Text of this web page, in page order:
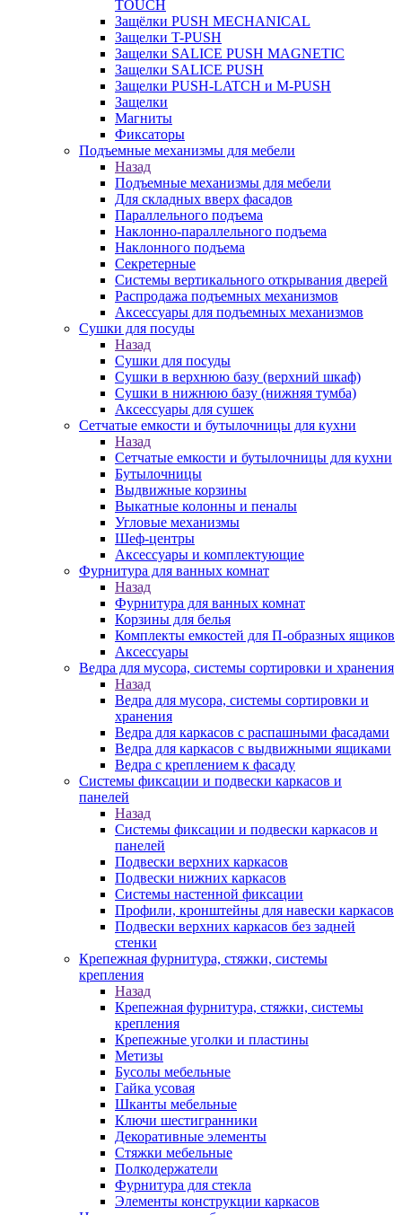
TOUCH
Защёлки PUSH MECHANICAL
Защелки T-PUSH
Защелки SALICE PUSH MAGNETIC
Защелки SALICE PUSH
Защелки PUSH-LATCH и M-PUSH
Защелки
Магниты
Фиксаторы
Подъемные механизмы для мебели
Назад
Подъемные механизмы для мебели
Для складных вверх фасадов
Параллельного подъема
Наклонно-параллельного подъема
Наклонного подъема
Секретерные
Системы вертикального открывания дверей
Распродажа подъемных механизмов
Аксессуары для подъемных механизмов
Сушки для посуды
Назад
Сушки для посуды
Сушки в верхнюю базу (верхний шкаф)
Сушки в нижнюю базу (нижняя тумба)
Аксессуары для сушек
Сетчатые емкости и бутылочницы для кухни
Назад
Сетчатые емкости и бутылочницы для кухни
Бутылочницы
Выдвижные корзины
Выкатные колонны и пеналы
Угловые механизмы
Шеф-центры
Аксессуары и комплектующие
Фурнитура для ванных комнат
Назад
Фурнитура для ванных комнат
Корзины для белья
Комплекты емкостей для П-образных ящиков
Аксессуары
Ведра для мусора, системы сортировки и хранения
Назад
Ведра для мусора, системы сортировки и
хранения
Ведра для каркасов с распашными фасадами
Ведра для каркасов с выдвижными ящиками
Ведра с креплением к фасаду
Системы фиксации и подвески каркасов и
панелей
Назад
Системы фиксации и подвески каркасов и
панелей
Подвески верхних каркасов
Подвески нижних каркасов
Системы настенной фиксации
Профили, кронштейны для навески каркасов
Подвески верхних каркасов без задней
стенки
Крепежная фурнитура, стяжки, системы
крепления
Назад
Крепежная фурнитура, стяжки, системы
крепления
Крепежные уголки и пластины
Метизы
Бусолы мебельные
Гайка усовая
Шканты мебельные
Ключи шестигранники
Декоративные элементы
Стяжки мебельные
Полкодержатели
Фурнитура для стекла
Элементы конструкции каркасов